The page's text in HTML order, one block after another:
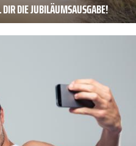
DIE JUBILÄUMSAUSGABE!